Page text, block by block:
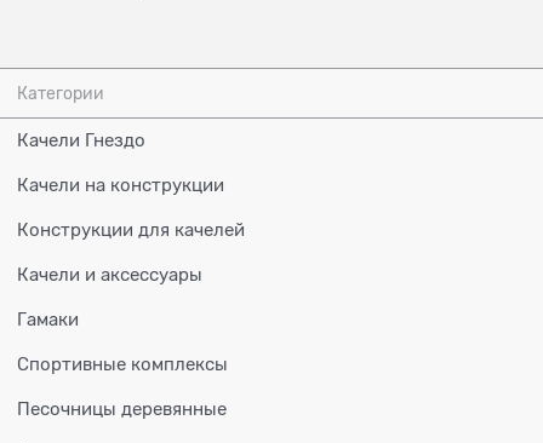
Категории
Качели Гнездо
Качели на конструкции
Конструкции для качелей
Качели и аксессуары
Гамаки
Спортивные комплексы
Песочницы деревянные